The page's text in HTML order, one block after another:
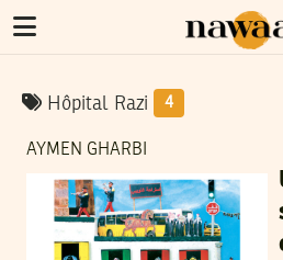
Hôpital Razi 4
AYMEN GHARBI